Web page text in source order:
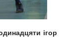
ігор